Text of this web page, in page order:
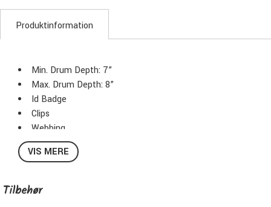
Produktinformation
Min. Drum Depth: 7”
Max. Drum Depth: 8”
Id Badge
Clips
Webbing
Belt Ends
Carry Handle
Foam Pads Protection
VIS MERE
Tilbehør